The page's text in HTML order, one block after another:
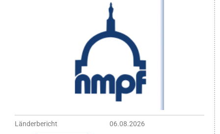
Länderbericht
06.08.2026